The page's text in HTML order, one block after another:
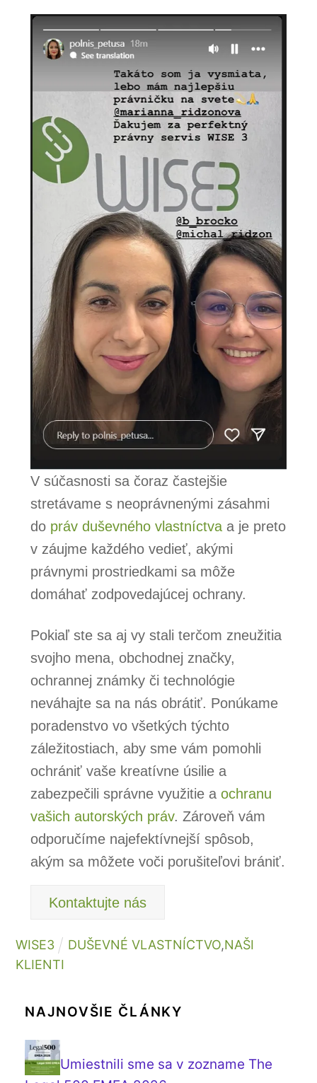
V súčasnosti sa čoraz častejšie
stretávame s neoprávnenými zásahmi
do práv duševného vlastníctvaa je preto
v záujme každého vedieť, akými
právnymi prostriedkami sa môže
domáhať zodpovedajúcej ochrany.
Pokiaľ ste sa aj vy stali terčom zneužitia
svojho mena, obchodnej značky,
ochrannej známky či technológie
neváhajte sa na nás obrátiť. Ponúkame
poradenstvo vo všetkých týchto
záležitostiach, aby sme vám pomohli
ochrániť vaše kreatívne úsilie a
zabezpečili správne využitie a ochranu
vašich autorských práv. Zároveň vám
odporučíme najefektívnejší spôsob,
akým sa môžete voči porušiteľovi brániť.
Kontaktujte nás
WISE3 DUŠEVNÉ VLASTNÍCTVO,NAŠI
KLIENTI
NAJNOVŠIE ČLÁNKY
Umiestnili sme sa v zozname The